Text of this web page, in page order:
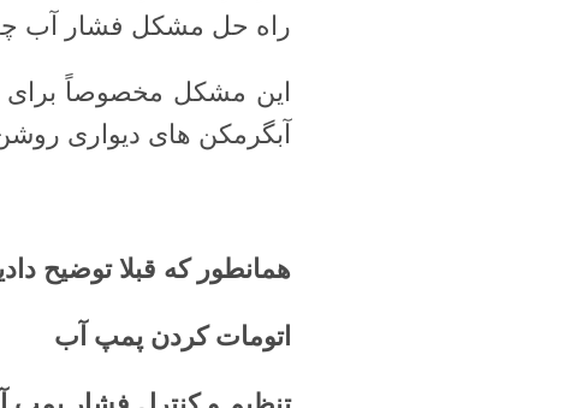
راه حل مشکل فشار آب
این مشکل مخصوصاً
آبگرمکن های دیواری
همانطور که قبلا توضیح
اتومات کردن پمپ آب